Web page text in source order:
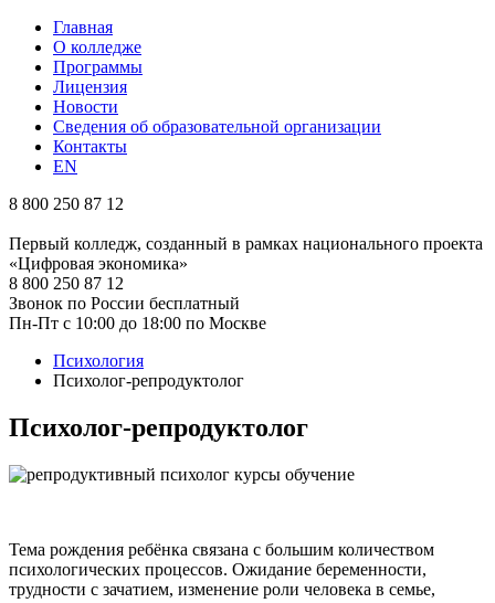
Главная
О колледже
Программы
Лицензия
Новости
Сведения об образовательной организации
Контакты
EN
8 800 250 87 12
Первый колледж, созданный в рамках национального проекта
«Цифровая экономика»
8 800 250 87 12
Звонок по России бесплатный
Пн-Пт с 10:00 до 18:00 по Москве
Психология
Психолог-репродуктолог
Психолог-репродуктолог
Тема рождения ребёнка связана с большим количеством
психологических процессов. Ожидание беременности,
трудности с зачатием, изменение роли человека в семье,